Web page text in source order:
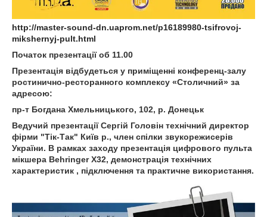
http://master-sound-dn.uaprom.net/p16189980-tsifrovoj-
mikshernyj-pult.html
Початок презентації об 11.00
Презентація відбудеться у приміщенні конференц-залу
ростинично-ресторанного комплексу «Столичний» за
адресою:
пр-т Богдана Хмельницького, 102, р. Донецьк
Ведучий презентації Сергій Головін технічний директор
фірми "Тік-Так" Київ р., член спілки звукорежисерів
України. В рамках заходу презентація цифрового пульта
мікшера Behringer X32, демонстрація технічних
характеристик , підключення та практичне використання.